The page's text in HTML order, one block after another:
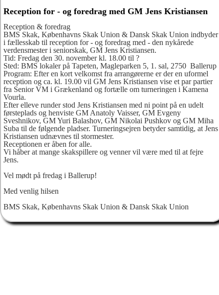
Reception for - og foredrag med GM Jens Kristiansen
Reception & foredrag
BMS Skak, Københavns Skak Union & Dansk Skak Union indbyder
i fællesskab til reception for - og foredrag med - den nykårede
verdensmester i seniorskak, GM Jens Kristiansen.
Tid: Fredag den 30. november kl. 18.00 til ?
Sted: BMS lokaler på Tapeten, Magleparken 5, 1. sal, 2750 Ballerup
Program: Efter en kort velkomst fra arrangørerne er der en uformel
reception og ca. kl. 19.00 vil GM Jens Kristiansen vise et par partier
fra Senior VM i Grækenland og fortælle om turneringen i Kamena
Vourla.
Efter elleve runder stod Jens Kristiansen med ni point på en udelt
førsteplads og henviste GM Anatoly Vaisser, GM Evgeny
Sveshnikov, GM Yuri Balashov, GM Nikolai Pushkov og GM Miha
Suba til de følgende pladser. Turneringsejren betyder samtidig, at Jens
Kristiansen udnævnes til stormester.
Receptionen er åben for alle.
Vi håber at mange skakspillere og venner vil være med til at fejre
Jens.
Vel mødt på fredag i Ballerup!
Med venlig hilsen
BMS Skak, Københavns Skak Union & Dansk Skak Union